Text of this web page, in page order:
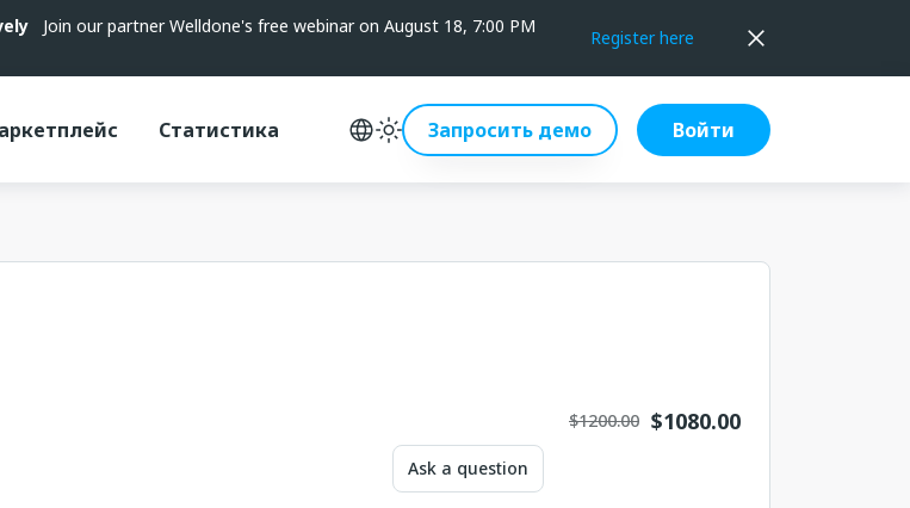
Join our partner Welldone's free webinar on August 18, 7:00 PM
Register here
Статистика Запросить демо Войти
$1200.00 $1080.00
Ask a question